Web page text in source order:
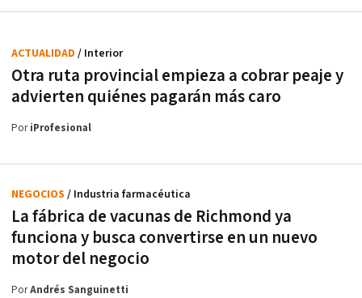
Otra ruta provincial empieza a cobrar peaje y
advierten quiénes pagarán más caro
ACTUALIDAD / Interior
PoriProfesional
La fábrica de vacunas de Richmond ya
funciona y busca convertirse en un nuevo
motor del negocio
NEGOCIOS / Industria farmacéutica
PorAndrés Sanguinetti